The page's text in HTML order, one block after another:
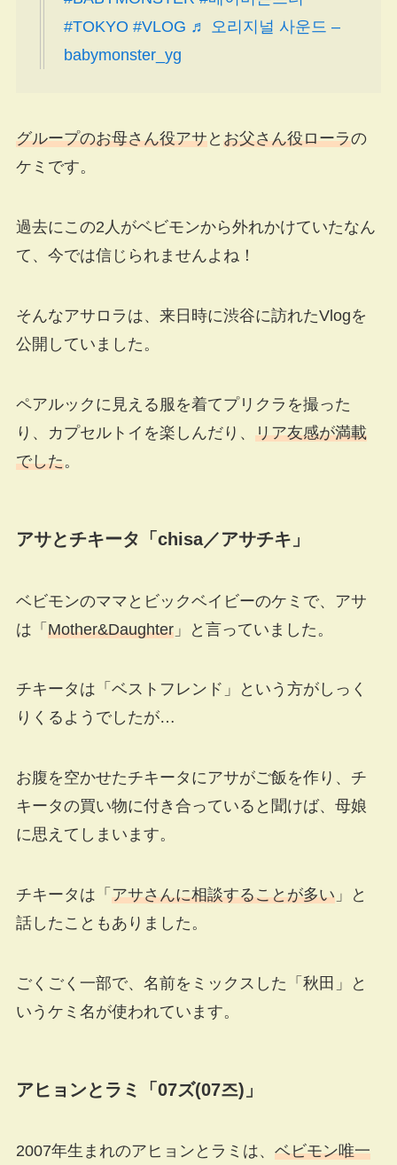
#TOKYO #VLOG ♬ 오리지널 사운드 –
babymonster_yg
グループのお母さん役アサと お父さん役ローラの
ケミです。
過去にこの2人がベビモンから外れかけていたなん
て、今では信じられませんよね！
そんなアサロラは、来日時に渋谷に訪れたVlogを
公開していました。
ペアルックに見える服を着てプリクラを撮った
り、カプセルトイを楽しんだり、 リア友感が満載
でした。
アサとチキータ「 chisa／アサチキ」
ベビモンのママとビックベイビーのケミで、アサ
は「 Mother&Daughter」と言っていました。
チキータは「ベストフレンド」という方がしっく
りくるようでしたが…
お腹を空かせたチキータにアサがご飯を作り、チ
キータの買い物に付き合っていると聞けば、母娘
に思えてしまいます。
チキータは「 アサさんに相談することが多い」と
話したこともありました。
ごくごく一部で、名前をミックスした「秋田」と
いうケミ名が使われています。
アヒョンとラミ「07ズ(07즈)」
2007年生まれのアヒョンとラミは、 ベビモン唯一